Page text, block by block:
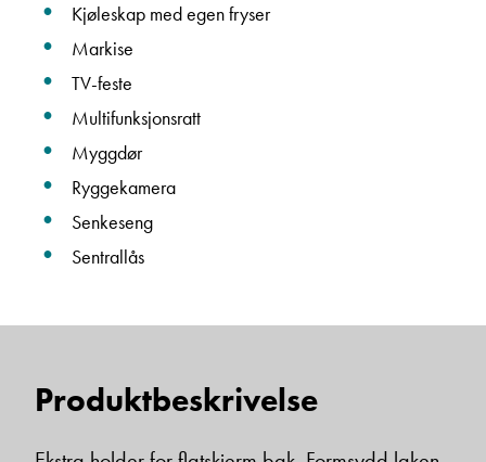
Kjøleskap med egen fryser
Markise
TV-feste
Multifunksjonsratt
Myggdør
Ryggekamera
Senkeseng
Sentrallås
Produktbeskrivelse